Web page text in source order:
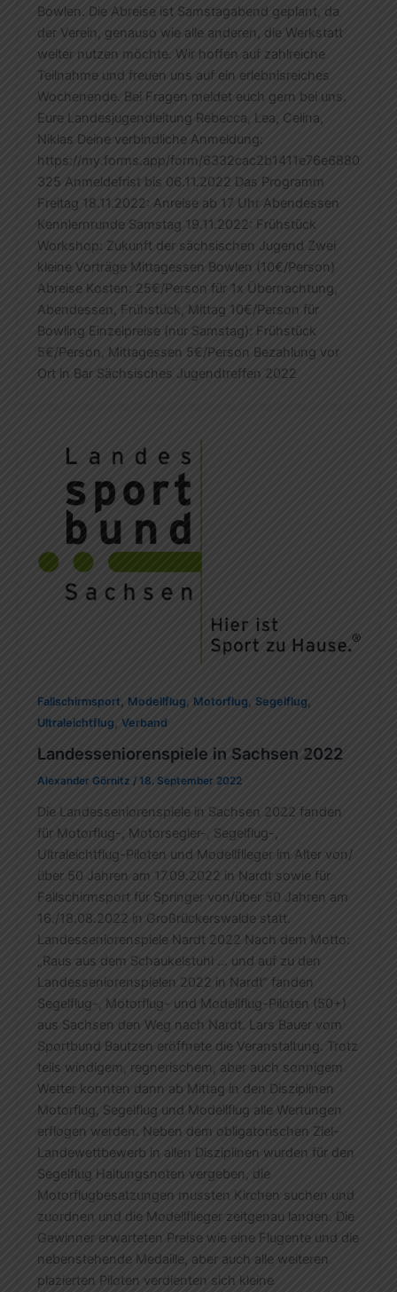
Bowlen. Die Abreise ist Samstagabend geplant, da
der Verein, genauso wie alle anderen, die Werkstatt
weiter nutzen möchte. Wir hoffen auf zahlreiche
Teilnahme und freuen uns auf ein erlebnisreiches
Wochenende. Bei Fragen meldet euch gern bei uns.
Eure Landesjugendleitung Rebecca, Lea, Celina,
Niklas Deine verbindliche Anmeldung:
https://my.forms.app/form/6332cac2b1411e76e6880
325 Anmeldefrist bis 06.11.2022 Das Programm
Freitag 18.11.2022: Anreise ab 17 Uhr Abendessen
Kennlernrunde Samstag 19.11.2022: Frühstück
Workshop: Zukunft der sächsischen Jugend Zwei
kleine Vorträge Mittagessen Bowlen (10€/Person)
Abreise Kosten: 25€/Person für 1x Übernachtung,
Abendessen, Frühstück, Mittag 10€/Person für
Bowling Einzelpreise (nur Samstag): Frühstück
5€/Person, Mittagessen 5€/Person Bezahlung vor
Ort in Bar Sächsisches Jugendtreffen 2022
Fallschirmsport, Modellflug, Motorflug, Segelflug,
Ultraleichtflug , Verband
Landesseniorenspiele in Sachsen 2022
Alexander Görnitz / 18. September 2022
Die Landesseniorenspiele in Sachsen 2022 fanden
für Motorflug-, Motorsegler-, Segelflug-,
Ultraleichtflug-Piloten und Modellflieger im Alter von/
über 50 Jahren am 17.09.2022 in Nardt sowie für
Fallschirmsport für Springer von/über 50 Jahren am
16./18.08.2022 in Großrückerswalde statt.
Landesseniorenspiele Nardt 2022 Nach dem Motto:
„Raus aus dem Schaukelstuhl … und auf zu den
Landesseniorenspielen 2022 in Nardt“ fanden
Segelflug-, Motorflug- und Modellflug-Piloten (50+)
aus Sachsen den Weg nach Nardt. Lars Bauer vom
Sportbund Bautzen eröffnete die Veranstaltung. Trotz
teils windigem, regnerischem, aber auch sonnigem
Wetter konnten dann ab Mittag in den Disziplinen
Motorflug, Segelflug und Modellflug alle Wertungen
erflogen werden. Neben dem obligatorischen Ziel-
Landewettbewerb in allen Disziplinen wurden für den
Segelflug Haltungsnoten vergeben, die
Motorflugbesatzungen mussten Kirchen suchen und
zuordnen und die Modellflieger zeitgenau landen. Die
Gewinner erwarteten Preise wie eine Flugente und die
nebenstehende Medaille, aber auch alle weiteren
plazierten Piloten verdienten sich kleine